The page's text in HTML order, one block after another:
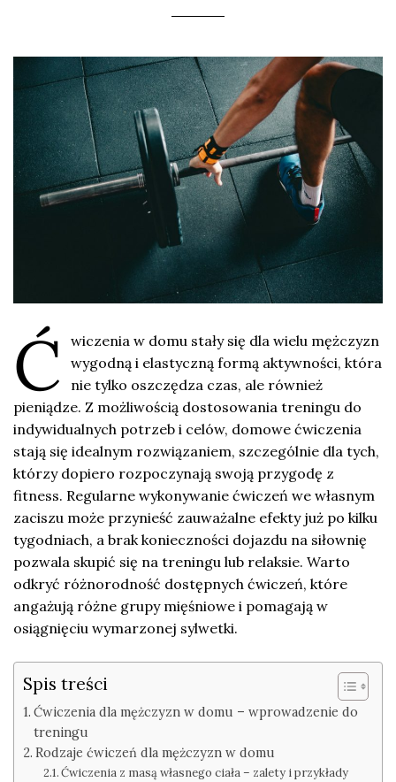
Ć
wiczenia w domu stały się dla wielu mężczyzn
wygodną i elastyczną formą aktywności, która
nie tylko oszczędza czas, ale również
pieniądze. Z możliwością dostosowania treningu do
indywidualnych potrzeb i celów, domowe ćwiczenia
stają się idealnym rozwiązaniem, szczególnie dla tych,
którzy dopiero rozpoczynają swoją przygodę z
fitness. Regularne wykonywanie ćwiczeń we własnym
zaciszu może przynieść zauważalne efekty już po kilku
tygodniach, a brak konieczności dojazdu na siłownię
pozwala skupić się na treningu lub relaksie. Warto
odkryć różnorodność dostępnych ćwiczeń, które
angażują różne grupy mięśniowe i pomagają w
osiągnięciu wymarzonej sylwetki.
Spis treści
Ćwiczenia dla mężczyzn w domu – wprowadzenie do
treningu
Rodzaje ćwiczeń dla mężczyzn w domu
Ćwiczenia z masą własnego ciała – zalety i przykłady